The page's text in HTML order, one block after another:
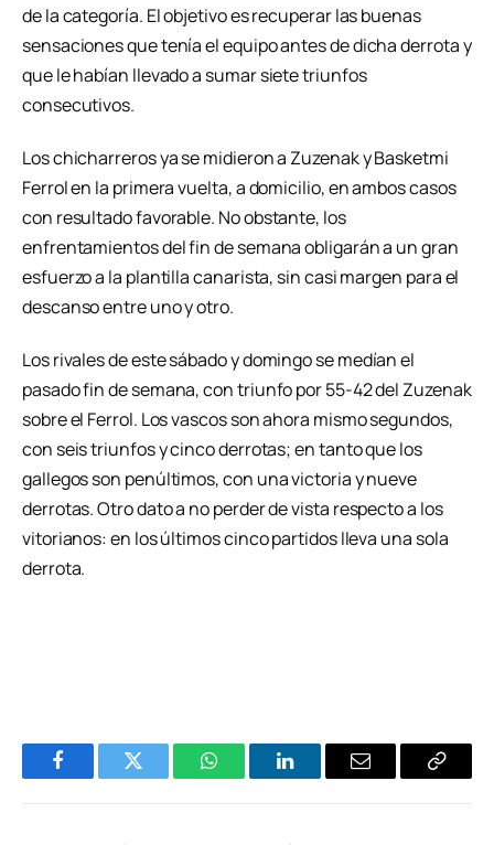
de la categoría. El objetivo es recuperar las buenas
sensaciones que tenía el equipo antes de dicha derrota y
que le habían llevado a sumar siete triunfos
consecutivos.
Los chicharreros ya se midieron a Zuzenak y Basketmi
Ferrol en la primera vuelta, a domicilio, en ambos casos
con resultado favorable. No obstante, los
enfrentamientos del fin de semana obligarán a un gran
esfuerzo a la plantilla canarista, sin casi margen para el
descanso entre uno y otro.
Los rivales de este sábado y domingo se medían el
pasado fin de semana, con triunfo por 55-42 del Zuzenak
sobre el Ferrol. Los vascos son ahora mismo segundos,
con seis triunfos y cinco derrotas; en tanto que los
gallegos son penúltimos, con una victoria y nueve
derrotas. Otro dato a no perder de vista respecto a los
vitorianos: en los últimos cinco partidos lleva una sola
derrota.
FacebookTwitter WhatsAppLinkedInEmail
Copiar